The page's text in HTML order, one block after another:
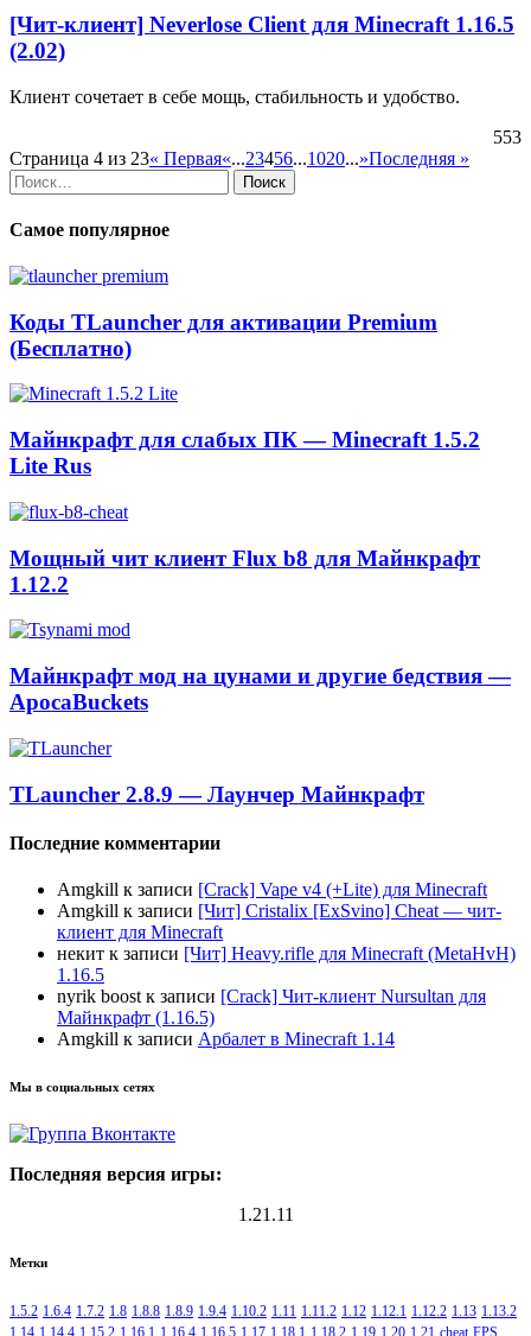
[Чит-клиент] Neverlose Client для Minecraft 1.16.5
(2.02)
Клиент сочетает в себе мощь, стабильность и удобство.
553
Страница 4 из 23« Первая«...23456...1020...»Последняя »
Найти:
Самое популярное
Коды TLauncher для активации Premium
(Бесплатно)
Майнкрафт для слабых ПК — Minecraft 1.5.2
Lite Rus
Мощный чит клиент Flux b8 для Майнкрафт
1.12.2
Майнкрафт мод на цунами и другие бедствия —
ApocaBuckets
TLauncher 2.8.9 — Лаунчер Майнкрафт
Последние комментарии
Amgkill к записи [Crack] Vape v4 (+Lite) для Minecraft
Amgkill к записи [Чит] Cristalix [ExSvino] Cheat — чит-
клиент для Minecraft
некит к записи [Чит] Heavy.rifle для Minecraft (MetaHvH)
1.16.5
nyrik boost к записи [Crack] Чит-клиент Nursultan для
Майнкрафт (1.16.5)
Amgkill к записи Арбалет в Minecraft 1.14
Мы в социальных сетях
Последняя версия игры:
1.21.11
Метки
1.5.2 1.6.4 1.7.2 1.8 1.8.8 1.8.9 1.9.4 1.10.2 1.11 1.11.2 1.12 1.12.1 1.12.2 1.13 1.13.2
1.14 1.14.4 1.15.2 1.16.1 1.16.4 1.16.5 1.17 1.18.1 1.18.2 1.19 1.20 1.21 cheat FPS